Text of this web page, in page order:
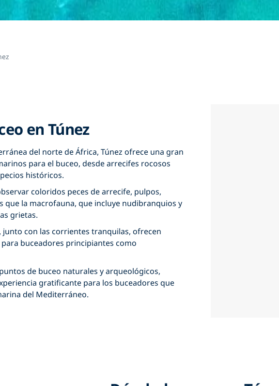
en Túnez
del norte de África,Túnez ofrece una gran
para el buceo, desde arrecifes rocosos
históricos.
coloridos peces de arrecife, pulpos,
que la macrofauna, que incluye nudibranquios y
grietas.
junto con las corrientes tranquilas, ofrecen
buceadores principiantes como
de buceo naturales y arqueológicos,
gratificante para los buceadores que
del Mediterráneo.